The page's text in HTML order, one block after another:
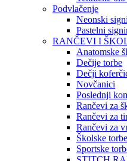
Podvlačenje
Neonski
Pastelni
RANČEVI I
Anatomske
Dečije torbe
Dečji
Novčanici
Poslednji
Rančevi za
Rančevi za
Rančevi za
Školske torbe
Sportske